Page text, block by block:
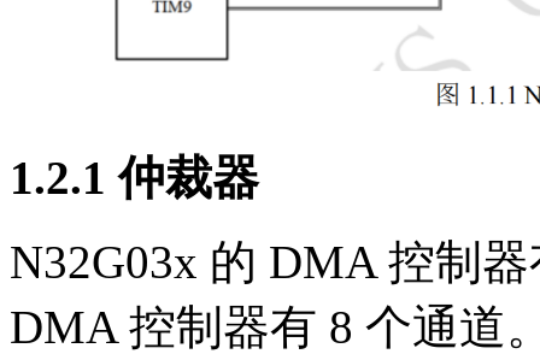
1.2.1 仲裁器
N32G03x 的 DMA 控制
DMA 控制器有 8 个通道